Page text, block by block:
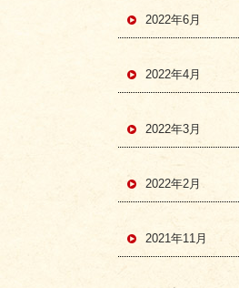
2022年6月
2022年4月
2022年3月
2022年2月
2021年11月